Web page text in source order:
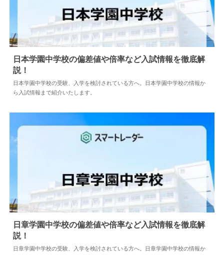
中学情報 2024.04.02
日本学園中学校の偏差値や倍率など入試情報を徹底解
説！
日本学園中学校の受験、入学を検討されている方へ。日本学園中学校の情報か
ら入試情報まで紹介いたします。
中学情報 2024.04.02
日章学園中学校の偏差値や倍率など入試情報を徹底解
説！
日章学園中学校の受験、入学を検討されている方へ。日章学園中学校の情報か